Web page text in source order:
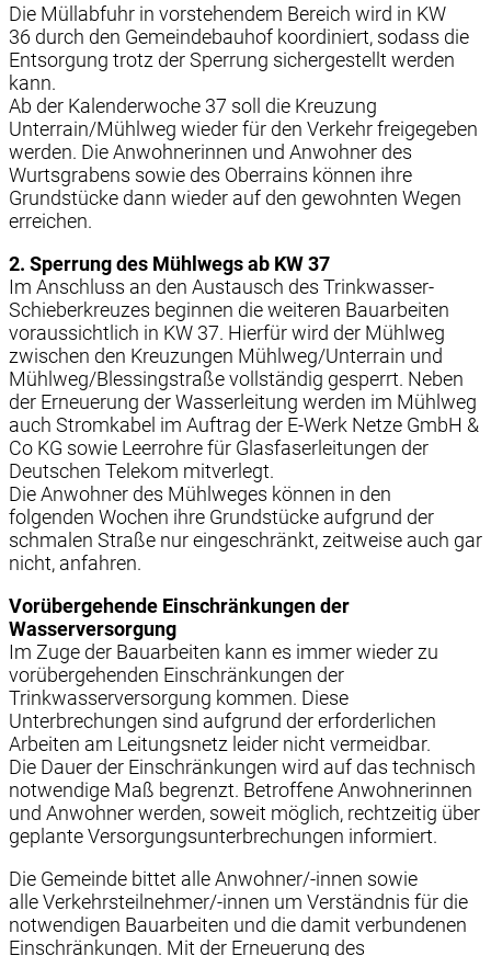
Die Müllabfuhr in vorstehendem Bereich wird in KW
36 durch den Gemeindebauhof koordiniert, sodass die
Entsorgung trotz der Sperrung sichergestellt werden
kann.
Ab der Kalenderwoche 37 soll die Kreuzung
Unterrain/Mühlweg wieder für den Verkehr freigegeben
werden. Die Anwohnerinnen und Anwohner des
Wurtsgrabens sowie des Oberrains können ihre
Grundstücke dann wieder auf den gewohnten Wegen
erreichen.
2. Sperrung des Mühlwegs ab KW 37
Im Anschluss an den Austausch des Trinkwasser-
Schieberkreuzes beginnen die weiteren Bauarbeiten
voraussichtlich in KW 37. Hierfür wird der Mühlweg
zwischen den Kreuzungen Mühlweg/Unterrain und
Mühlweg/Blessingstraße vollständig gesperrt. Neben
der Erneuerung der Wasserleitung werden im Mühlweg
auch Stromkabel im Auftrag der E-Werk Netze GmbH &
Co KG sowie Leerrohre für Glasfaserleitungen der
Deutschen Telekom mitverlegt.
Die Anwohner des Mühlweges können in den
folgenden Wochen ihre Grundstücke aufgrund der
schmalen Straße nur eingeschränkt, zeitweise auch gar
nicht, anfahren.
Vorübergehende Einschränkungen der
Wasserversorgung
Im Zuge der Bauarbeiten kann es immer wieder zu
vorübergehenden Einschränkungen der
Trinkwasserversorgung kommen. Diese
Unterbrechungen sind aufgrund der erforderlichen
Arbeiten am Leitungsnetz leider nicht vermeidbar.
Die Dauer der Einschränkungen wird auf das technisch
notwendige Maß begrenzt. Betroffene Anwohnerinnen
und Anwohner werden, soweit möglich, rechtzeitig über
geplante Versorgungsunterbrechungen informiert.
Die Gemeinde bittet alle Anwohner/-innen sowie
alle Verkehrsteilnehmer/-innen um Verständnis für die
notwendigen Bauarbeiten und die damit verbundenen
Einschränkungen. Mit der Erneuerung des